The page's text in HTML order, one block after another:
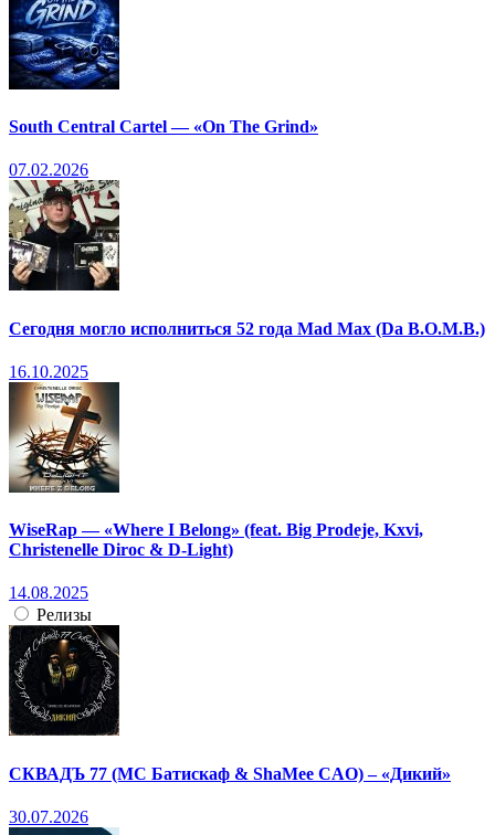
South Central Cartel — «On The Grind»
07.02.2026
Сегодня могло исполниться 52 года Mad Max (Da B.O.M.B.)
16.10.2025
WiseRap — «Where I Belong» (feat. Big Prodeje, Kxvi,
Christenelle Diroc & D-Light)
14.08.2025
Релизы
СКВАДЪ 77 (МС Батискаф & ShaMee CAO) – «Дикий»
30.07.2026